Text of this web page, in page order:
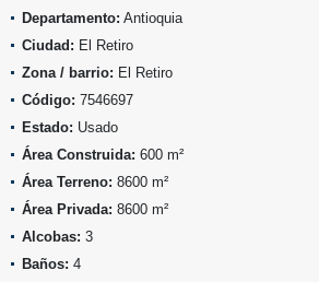
Departamento: Antioquia
Ciudad: El Retiro
Zona / barrio: El Retiro
Código: 7546697
Estado: Usado
Área Construida: 600 m²
Área Terreno: 8600 m²
Área Privada: 8600 m²
Alcobas: 3
Baños: 4